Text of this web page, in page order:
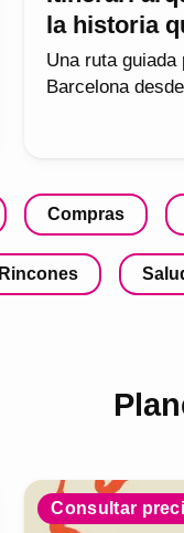
la historia
Una ruta
Barcelona
Compras
Rincones
Consultar